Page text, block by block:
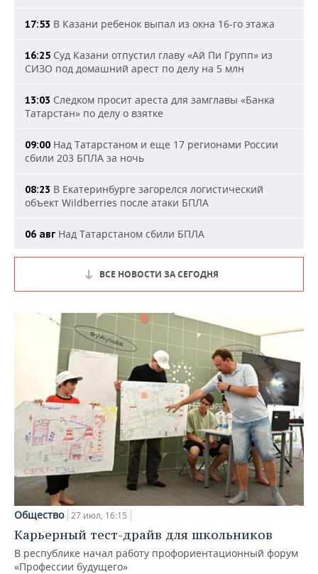
17:53 В Казани ребенок выпал из окна 16-го этажа
16:25 Суд Казани отпустил главу «Ай Пи Групп» из
СИЗО под домашний арест по делу на 5 млн
13:03 Следком просит ареста для замглавы «Банка
Татарстан» по делу о взятке
09:00 Над Татарстаном и еще 17 регионами России
сбили 203 БПЛА за ночь
08:23 В Екатеринбурге загорелся логистический
объект Wildberries после атаки БПЛА
06 авг Над Татарстаном сбили БПЛА
ВСЕ НОВОСТИ ЗА СЕГОДНЯ
Общество 27 июл, 16:15
Карьерный тест-драйв для школьников
В республике начал работу профориентационный форум
«Профессии будущего»